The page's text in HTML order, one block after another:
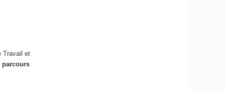
Travail et
parcours